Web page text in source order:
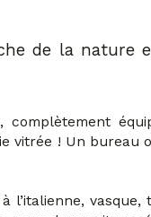
de la nature
complètement
vitrée ! Un bureau
l’italienne, vasque,